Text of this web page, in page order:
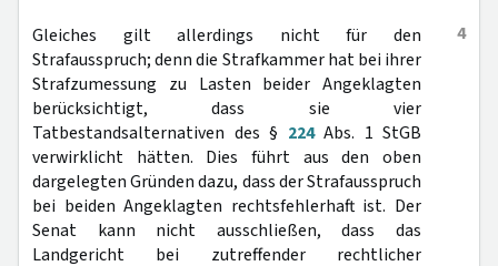
4
Gleiches gilt allerdings nicht für den
Strafausspruch; denn die Strafkammer hat bei ihrer
Strafzumessung zu Lasten beider Angeklagten
berücksichtigt, dass sie vier
Tatbestandsalternativen des § 224Abs. 1 StGB
verwirklicht hätten. Dies führt aus den oben
dargelegten Gründen dazu, dass der Strafausspruch
bei beiden Angeklagten rechtsfehlerhaft ist. Der
Senat kann nicht ausschließen, dass das
Landgericht bei zutreffender rechtlicher